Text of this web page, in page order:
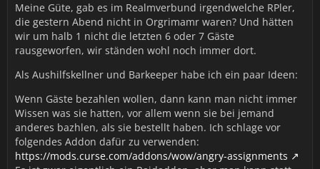
Meine Güte, gab es im Realmverbund irgendwelche RPler,
die gestern Abend nicht in Orgrimamr waren? Und hätten
wir um halb 1 nicht die letzten 6 oder 7 Gäste
rausgeworfen, wir ständen wohl noch immer dort.
Als Aushilfskellner und Barkeeper habe ich ein paar Ideen:
Wenn Gäste bezahlen wollen, dann kann man nicht immer
Wissen was sie hatten, vor allem wenn sie bei jemand
anderes bazhlen, als sie bestellt haben. Ich schlage vor
folgendes Addon dafür zu verwenden:
https://mods.curse.com/addons/wow/angry-assignments